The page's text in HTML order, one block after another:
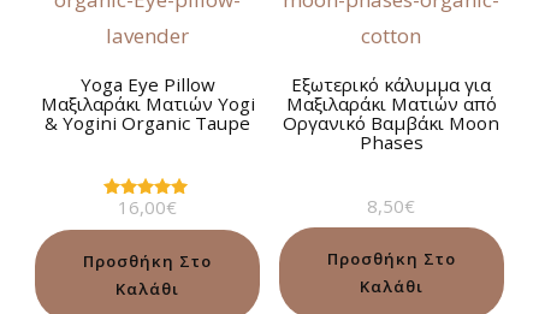
Yoga Eye Pillow
Μαξιλαράκι Ματιών Yogi
& Yogini Organic Taupe
Βαθμολογήθηκε
από 5
16,00€
Προσθήκη Στο
Καλάθι
Εξωτερικό κάλυμμα για
Μαξιλαράκι Ματιών από
Οργανικό Βαμβάκι Moon
Phases
8,50€
Προσθήκη Στο
Καλάθι